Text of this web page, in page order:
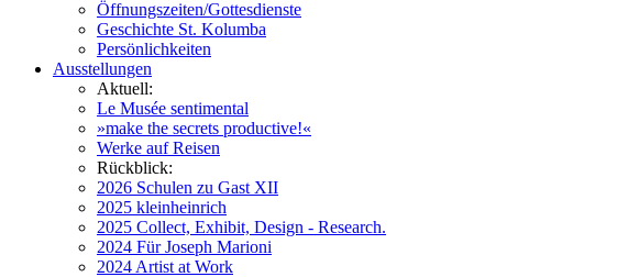
Öffnungszeiten/Gottesdienste
Geschichte St. Kolumba
Persönlichkeiten
Ausstellungen
Aktuell:
Le Musée sentimental
»make the secrets productive!«
Werke auf Reisen
Rückblick:
2026 Schulen zu Gast XII
2025 kleinheinrich
2025 Collect, Exhibit, Design - Research.
2024 Für Joseph Marioni
2024 Artist at Work